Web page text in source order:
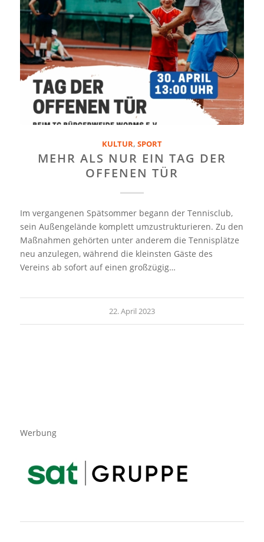
KULTUR, SPORT
MEHR ALS NUR EIN TAG DER
OFFENEN TÜR
Im vergangenen Spätsommer begann der Tennisclub,
sein Außengelände komplett umzustrukturieren. Zu den
Maßnahmen gehörten unter anderem die Tennisplätze
neu anzulegen, während die kleinsten Gäste des
Vereins ab sofort auf einen großzügig…
22. April 2023
Werbung